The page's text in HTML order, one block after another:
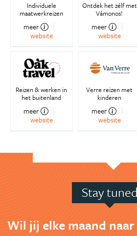
Individuele
maatwerkreizen
meer
website
Ontdek het zélf met
Vámonos!
meer
website
Reizen & werken in
het buitenland
meer
website
Verre reizen met
kinderen
meer
website
Stay tuned
Wil jij elke maand naar